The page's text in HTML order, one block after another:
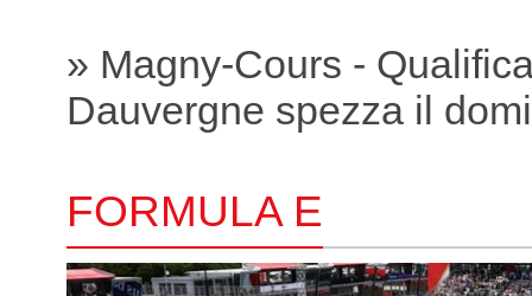
» Magny-Cours -
Dauvergne spezza il
FORMULA E